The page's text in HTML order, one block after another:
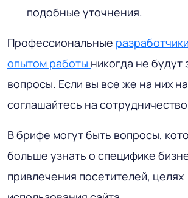
подобные уточнения.
Профессиональные
опытом работы никогда не будут
вопросы. Если вы все же на них
соглашайтесь на
В брифе могут быть вопросы,
больше узнать о специфике
привлечения посетителей, целях